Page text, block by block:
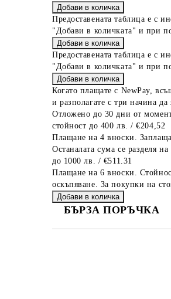
Предоставената таблица е с
"Добави в количката" и при
Предоставената таблица е с
"Добави в количката" и при
Когато плащате с NewPay,
и разполагате с три начина да
Отложено до 30 дни от
стойност до 400 лв. / €204,52
Плащане на 4 вноски.
Останалата сума се разделя
до 1000 лв. / €511.31
Плащане на 6 вноски.
оскъпяване. За покупки на
БЪРЗА ПОРЪЧКА